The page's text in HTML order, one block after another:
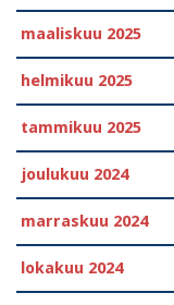
maaliskuu 2025
helmikuu 2025
tammikuu 2025
joulukuu 2024
marraskuu 2024
lokakuu 2024